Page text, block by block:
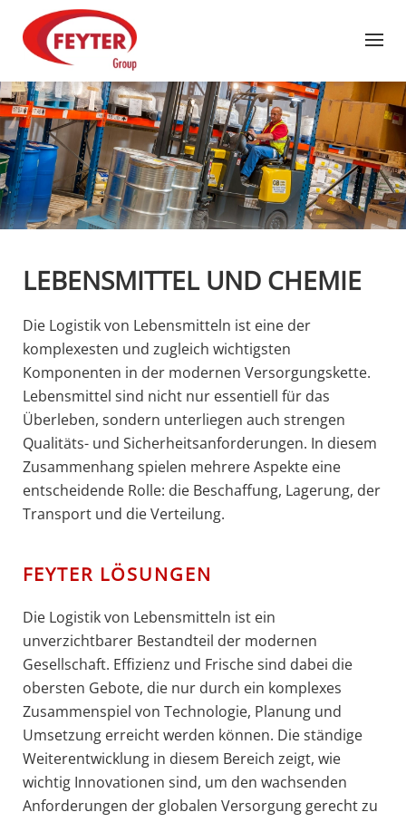
Zum Hauptinhalt springen
LEBENSMITTEL UND CHEMIE
Die Logistik von Lebensmitteln ist eine der
komplexesten und zugleich wichtigsten
Komponenten in der modernen Versorgungskette.
Lebensmittel sind nicht nur essentiell für das
Überleben, sondern unterliegen auch strengen
Qualitäts- und Sicherheitsanforderungen. In diesem
Zusammenhang spielen mehrere Aspekte eine
entscheidende Rolle: die Beschaffung, Lagerung, der
Transport und die Verteilung.
FEYTER LÖSUNGEN
Die Logistik von Lebensmitteln ist ein
unverzichtbarer Bestandteil der modernen
Gesellschaft. Effizienz und Frische sind dabei die
obersten Gebote, die nur durch ein komplexes
Zusammenspiel von Technologie, Planung und
Umsetzung erreicht werden können. Die ständige
Weiterentwicklung in diesem Bereich zeigt, wie
wichtig Innovationen sind, um den wachsenden
Anforderungen der globalen Versorgung gerecht zu